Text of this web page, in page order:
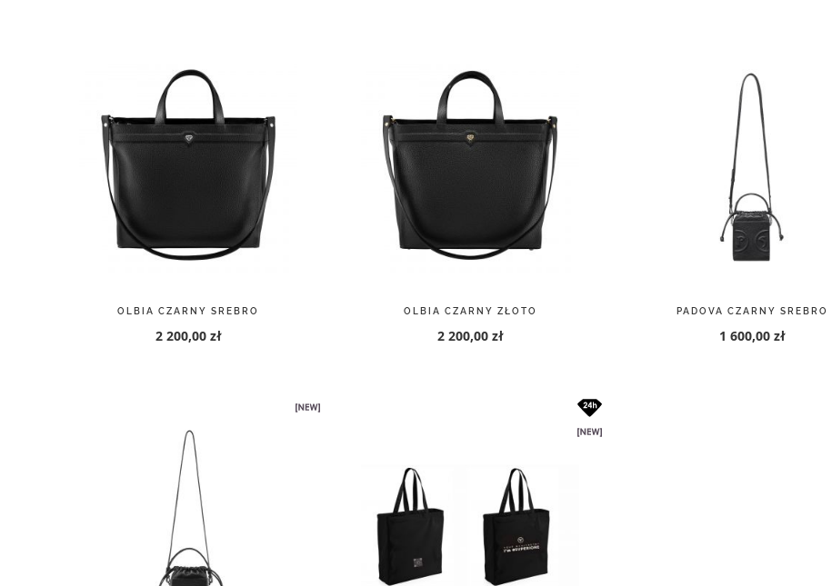
OLBIA CZARNY SREBRO
2 200,00 zł
OLBIA CZARNY ZŁOTO
2 200,00 zł
PADOVA CZARNY SREBRO
1 600,00 zł